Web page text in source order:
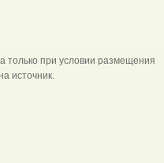
только при условии размещения
источник.